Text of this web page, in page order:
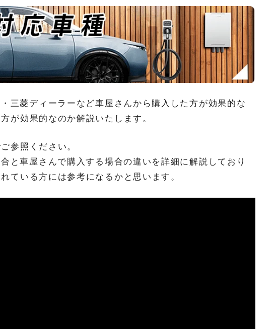
三菱ディーラーなど車屋さんから購入した方が効果的な
が効果的なのか解説いたします。
参照ください。
と車屋さんで購入する場合の違いを詳細に解説しており
ている方には参考になるかと思います。